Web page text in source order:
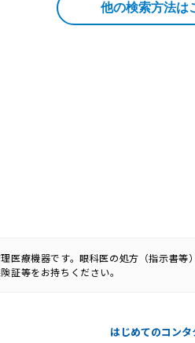
他の検索方法は
医療機器です。眼科医の処方（指示書等
証等をお持ちください。
はじめてのコン